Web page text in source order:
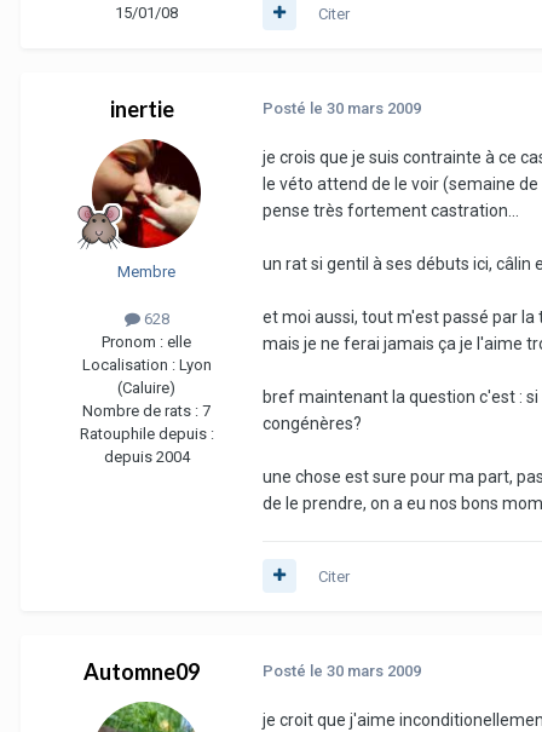
15/01/08
Citer
inertie
Membre
628
Pronom : elle
Localisation : Lyon
(Caluire)
Nombre de rats : 7
Ratouphile depuis :
depuis 2004
Posté le 30 mars 2009
je crois que je suis contrainte à ce
le véto attend de le voir (semaine
pense très fortement castration...
un rat si gentil à ses débuts ici,
et moi aussi, tout m'est passé par
mais je ne ferai jamais ça je l'aime
bref maintenant la question c'est :
congénères?
une chose est sure pour ma part,
de le prendre, on a eu nos bons
Citer
Automne09 Posté le 30 mars 2009
je croit que j'aime